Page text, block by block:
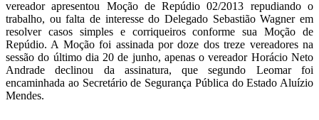
vereador apresentou Moção de Repúdio 02/2013 repudiando o
trabalho, ou falta de interesse do Delegado Sebastião Wagner em
resolver casos simples e corriqueiros conforme sua Moção de
Repúdio. A Moção foi assinada por doze dos treze vereadores na
sessão do último dia 20 de junho, apenas o vereador Horácio Neto
Andrade declinou da assinatura, que segundo Leomar foi
encaminhada ao Secretário de Segurança Pública do Estado Aluízio
Mendes.